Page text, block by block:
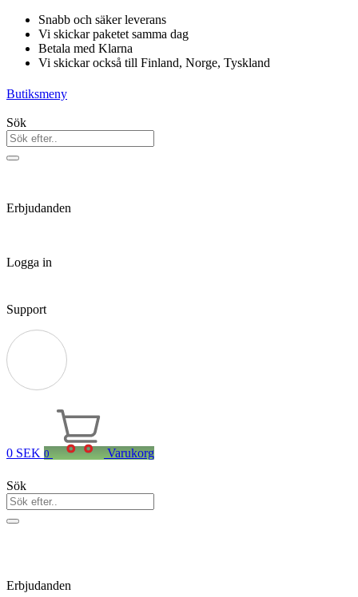
Hoppa
innehåll
Snabb och säker leverans
Vi skickar paketet samma dag
Betala med Klarna
Vi skickar också till Finland, Norge, Tyskland
Butiksmeny
Sök
Erbjudanden
Logga in
Support
0 SEK 0 Varukorg
Sök
Erbjudanden